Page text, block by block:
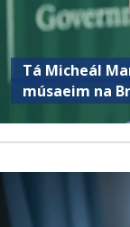
Tá Micheál
músaeim na